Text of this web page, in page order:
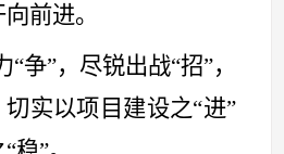
前进。
“争”，尽锐出战“招”，
切实以项目建设之“进”